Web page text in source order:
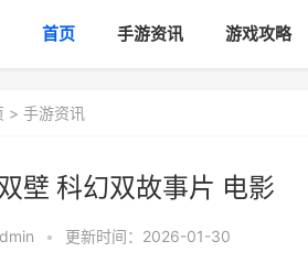
首页 手游资讯 游戏攻略
> 手游资讯
壁 科幻双故事片 电影
• 更新时间：2026-01-30